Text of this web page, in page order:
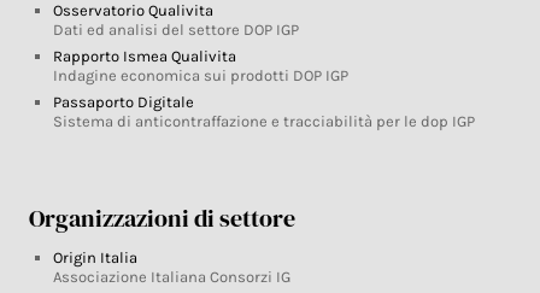
Osservatorio Qualivita
Dati ed analisi del settore DOP IGP
Rapporto Ismea Qualivita
Indagine economica sui prodotti DOP IGP
Passaporto Digitale
Sistema di anticontraffazione e tracciabilità per le dop IGP
Organizzazioni di settore
Origin Italia
Associazione Italiana Consorzi IG